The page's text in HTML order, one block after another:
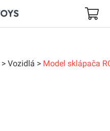
Vozidlá Model sklápača